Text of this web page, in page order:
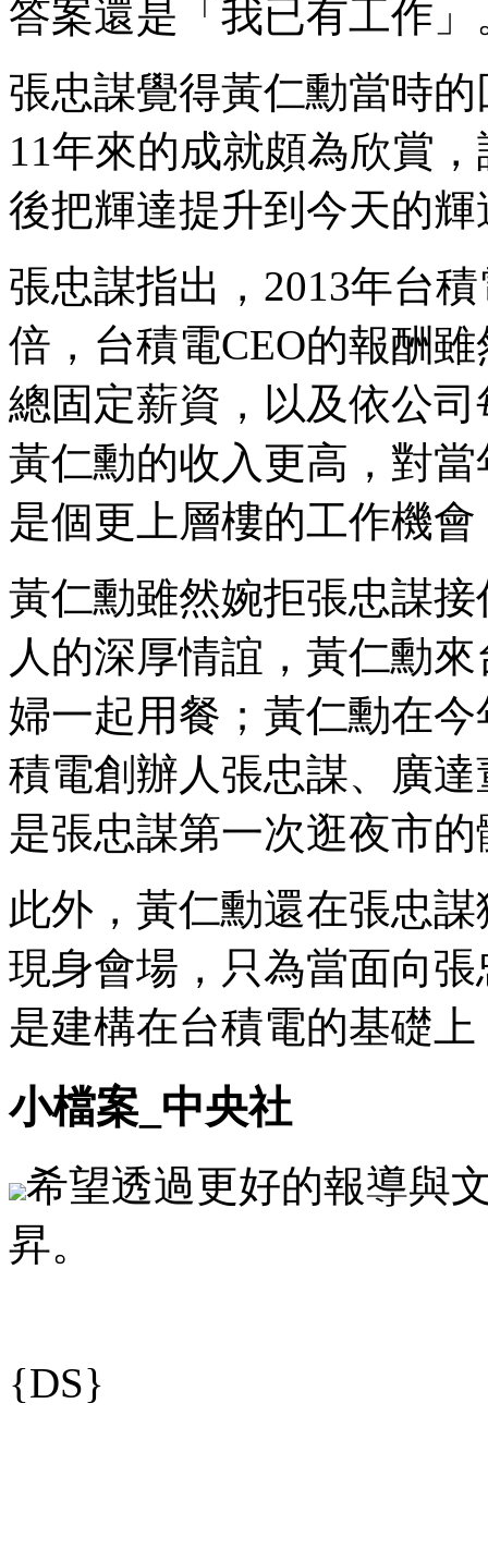
答案還是「我已有工作」
張忠謀覺得黃仁勳當時
11年來的成就頗為欣賞
後把輝達提升到今天的輝
張忠謀指出，2013年台
倍，台積電CEO的報酬
總固定薪資，以及依公
黃仁勳的收入更高，對
是個更上層樓的工作機
黃仁勳雖然婉拒張忠謀
人的深厚情誼，黃仁勳
婦一起用餐；黃仁勳在
積電創辦人張忠謀、廣
是張忠謀第一次逛夜市的
此外，黃仁勳還在張忠
現身會場，只為當面向
是建構在台積電的基礎
小檔案_中央社
希望透過更好的報導與
昇。
{DS}